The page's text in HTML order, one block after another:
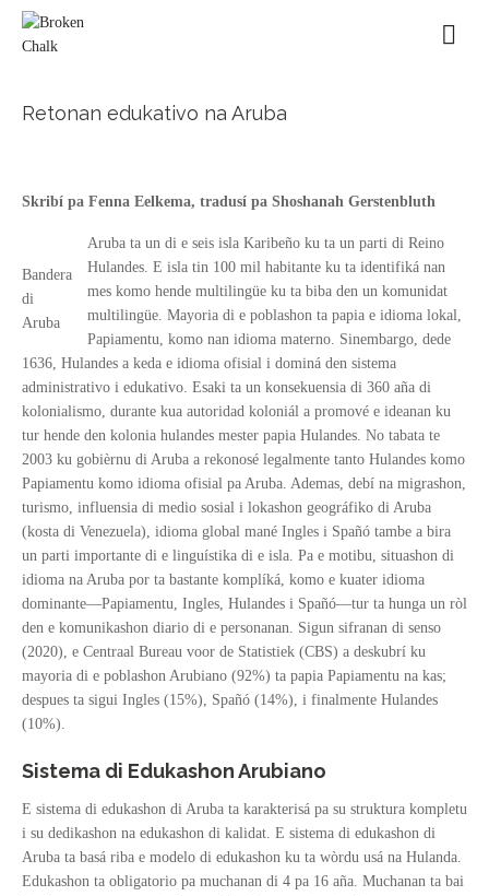
Retonan edukativo na Aruba
Skribí pa Fenna Eelkema, tradusí pa Shoshanah Gerstenbluth
Bandera
di
Aruba
Aruba ta un di e seis isla Karibeño ku ta un parti di Reino
Hulandes. E isla tin 100 mil habitante ku ta identifiká nan
mes komo hende multilingüe ku ta biba den un komunidat
multilingüe. Mayoria di e poblashon ta papia e idioma lokal,
Papiamentu, komo nan idioma materno. Sinembargo, dede
1636, Hulandes a keda e idioma ofisial i dominá den sistema
administrativo i edukativo. Esaki ta un konsekuensia di 360 aña di
kolonialismo, durante kua autoridad koloniál a promové e ideanan ku
tur hende den kolonia hulandes mester papia Hulandes. No tabata te
2003 ku gobièrnu di Aruba a rekonosé legalmente tanto Hulandes komo
Papiamentu komo idioma ofisial pa Aruba. Ademas, debí na migrashon,
turismo, influensia di medio sosial i lokashon geográfiko di Aruba
(kosta di Venezuela), idioma global mané Ingles i Spañó tambe a bira
un parti importante di e linguístika di e isla. Pa e motibu, situashon di
idioma na Aruba por ta bastante komplíká, komo e kuater idioma
dominante—Papiamentu, Ingles, Hulandes i Spañó—tur ta hunga un ròl
den e komunikashon diario di e personanan. Sigun sifranan di senso
(2020), e Centraal Bureau voor de Statistiek (CBS) a deskubrí ku
mayoria di e poblashon Arubiano (92%) ta papia Papiamentu na kas;
despues ta sigui Ingles (15%), Spañó (14%), i finalmente Hulandes
(10%).
Sistema di Edukashon Arubiano
E sistema di edukashon di Aruba ta karakterisá pa su struktura kompletu
i su dedikashon na edukashon di kalidat. E sistema di edukashon di
Aruba ta basá riba e modelo di edukashon ku ta wòrdu usá na Hulanda.
Edukashon ta obligatorio pa muchanan di 4 pa 16 aña. Muchanan ta bai